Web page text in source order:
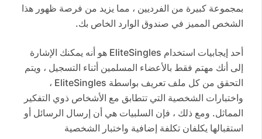
بمجموعة كبيرة من الفرديين ، مما يزيد من فرصة ظهور هذا
الشخص المميز في صندوق الوارد الخاص بك.
أحد إيجابيات استخدام EliteSingles هو أنه يمكنك الإشارة
إلى أنك مهتم فقط بالأعضاء المسلمين أثناء التسجيل ، ويتم
التحقق من كل ملف تعريف بواسطة EliteSingles ،
واختبارات الشخصية التي تتطابق مع الأشخاص ذوي التفكير
المماثل. ومع ذلك ، فإن السلبيات هي أن إرسال الرسائل أو
استقبالها يكلفان تكلفة إضافية واختبار الشخصية